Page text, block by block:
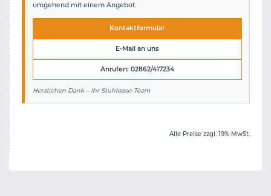
umgehend mit einem Angebot.
Kontaktformular
E-Mail an uns
Anrufen: 02862/417234
Herzlichen Dank – Ihr Stuhloase-Team
Alle Preise zzgl. 19% MwSt.